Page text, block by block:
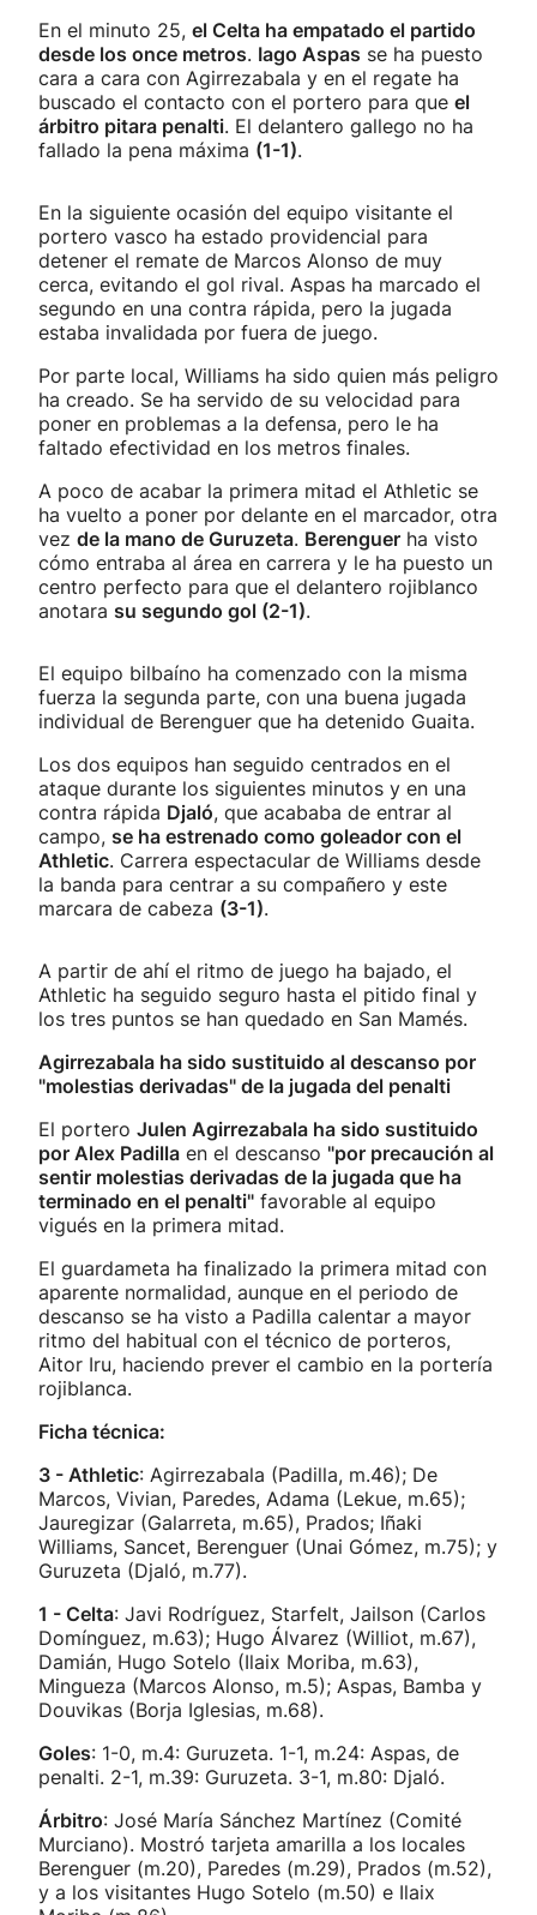
En el minuto 25, el Celta ha empatado el partido
desde los once metros. Iago Aspas se ha puesto
cara a cara con Agirrezabala y en el regate ha
buscado el contacto con el portero para que el
árbitro pitara penalti. El delantero gallego no ha
fallado la pena máxima (1-1).
En la siguiente ocasión del equipo visitante el
portero vasco ha estado providencial para
detener el remate de Marcos Alonso de muy
cerca, evitando el gol rival. Aspas ha marcado el
segundo en una contra rápida, pero la jugada
estaba invalidada por fuera de juego.
Por parte local, Williams ha sido quien más peligro
ha creado. Se ha servido de su velocidad para
poner en problemas a la defensa, pero le ha
faltado efectividad en los metros finales.
A poco de acabar la primera mitad el Athletic se
ha vuelto a poner por delante en el marcador, otra
vez de la mano de Guruzeta. Berenguer ha visto
cómo entraba al área en carrera y le ha puesto un
centro perfecto para que el delantero rojiblanco
anotara su segundo gol (2-1).
El equipo bilbaíno ha comenzado con la misma
fuerza la segunda parte, con una buena jugada
individual de Berenguer que ha detenido Guaita.
Los dos equipos han seguido centrados en el
ataque durante los siguientes minutos y en una
contra rápida Djaló, que acababa de entrar al
campo, se ha estrenado como goleador con el
Athletic. Carrera espectacular de Williams desde
la banda para centrar a su compañero y este
marcara de cabeza (3-1).
A partir de ahí el ritmo de juego ha bajado, el
Athletic ha seguido seguro hasta el pitido final y
los tres puntos se han quedado en San Mamés.
Agirrezabala ha sido sustituido al descanso por
"molestias derivadas" de la jugada del penalti
El portero Julen Agirrezabala ha sido sustituido
por Alex Padilla en el descanso "por precaución al
sentir molestias derivadas de la jugada que ha
terminado en el penalti" favorable al equipo
vigués en la primera mitad.
El guardameta ha finalizado la primera mitad con
aparente normalidad, aunque en el periodo de
descanso se ha visto a Padilla calentar a mayor
ritmo del habitual con el técnico de porteros,
Aitor Iru, haciendo prever el cambio en la portería
rojiblanca.
Ficha técnica:
3 - Athletic: Agirrezabala (Padilla, m.46); De
Marcos, Vivian, Paredes, Adama (Lekue, m.65);
Jauregizar (Galarreta, m.65), Prados; Iñaki
Williams, Sancet, Berenguer (Unai Gómez, m.75); y
Guruzeta (Djaló, m.77).
1 - Celta: Javi Rodríguez, Starfelt, Jailson (Carlos
Domínguez, m.63); Hugo Álvarez (Williot, m.67),
Damián, Hugo Sotelo (Ilaix Moriba, m.63),
Mingueza (Marcos Alonso, m.5); Aspas, Bamba y
Douvikas (Borja Iglesias, m.68).
Goles: 1-0, m.4: Guruzeta. 1-1, m.24: Aspas, de
penalti. 2-1, m.39: Guruzeta. 3-1, m.80: Djaló.
Árbitro: José María Sánchez Martínez (Comité
Murciano). Mostró tarjeta amarilla a los locales
Berenguer (m.20), Paredes (m.29), Prados (m.52),
y a los visitantes Hugo Sotelo (m.50) e Ilaix